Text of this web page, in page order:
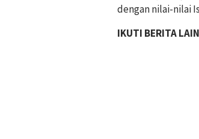
dengan nilai-nilai
IKUTI BERITA